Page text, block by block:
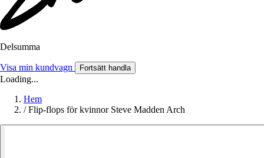
Delsumma
Visa min kundvagn Fortsätt handla
Loading...
Hem
/ Flip-flops för kvinnor Steve Madden Arch